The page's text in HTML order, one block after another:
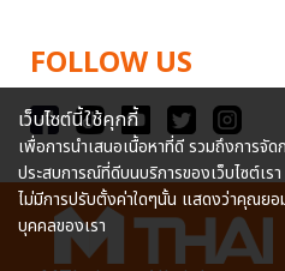
FOLLOW US
เว็บไซต์นี้ใช้คุกกี้
เพื่อการนำเสนอเนื้อหาที่ดี รวมถึงการจั
ประสบการณ์ที่ดีบนบริการของเว็บไซต์เร
ไม่มีการปรับตั้งค่าใดๆนั้น แสดงว่าคุณย
บุคคลของเรา